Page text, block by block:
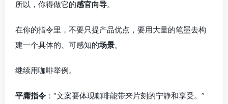
所以，你得做它的感官向导。
在你的指令里，不要只提产品优点，要用大量的笔墨去构
建一个具体的、可感知的场景。
继续用咖啡举例。
平庸指令 ：“文案要体现咖啡能带来片刻的宁静和享受。”